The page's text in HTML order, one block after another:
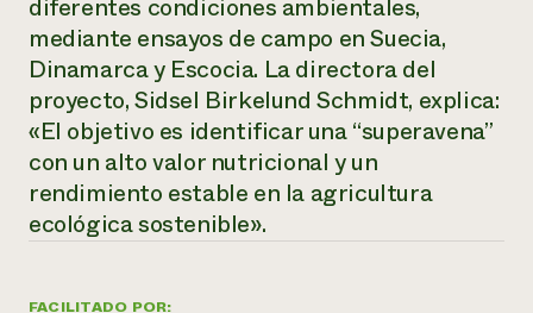
Servicios energéticos comerciales
Servicios energéticos residenciales
Centro de intercambio de información AgriSolar
Noticias
Internship Hub
Buscar prácticas
Contratar a un becario
contribuyen a la
resiliencia de la
comunidad.
DONAR AHORA
FACILITADO POR:
diferentes condiciones ambientales,
mediante ensayos de campo en Suecia,
Dinamarca y Escocia. La directora del
proyecto, Sidsel Birkelund Schmidt, explica:
«El objetivo es identificar una “superavena”
con un alto valor nutricional y un
rendimiento estable en la agricultura
ecológica sostenible».